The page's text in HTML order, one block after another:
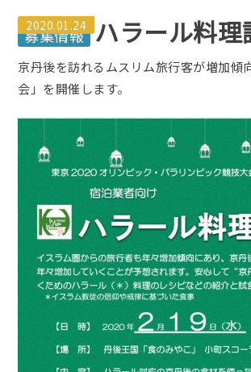
2020.01.24 ハラール料
京丹後を訪れるムスリム旅行客が増加
会」を開催します。